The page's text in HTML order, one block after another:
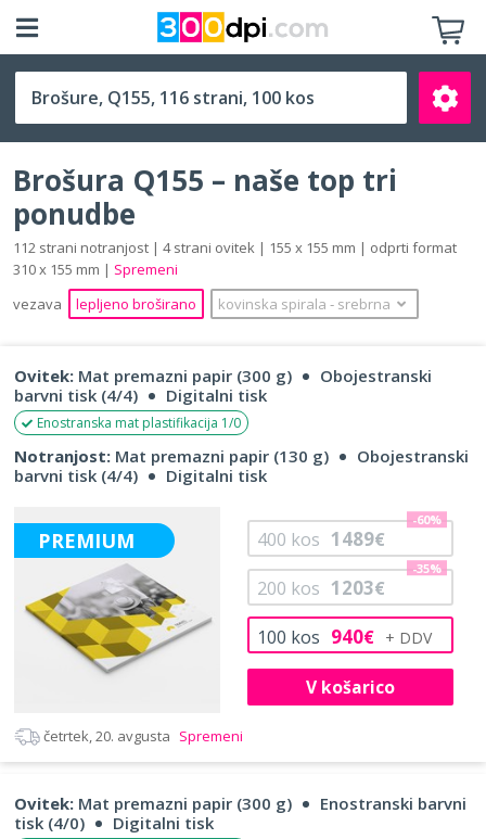
Q155 (155 x 155 mm)
Išči
Brošura Q155 – naše top tri
ponudbe
112 strani notranjost | 4 strani ovitek | 155 x 155 mm | odprti format
310 x 155 mm | Spremeni
vezava
lepljeno broširano kovinska spirala ‐ srebrna
Ovitek: Mat premazni papir (300 g)
Obojestranski
barvni tisk (4/4)
Digitalni tisk
Enostranska mat plastifikacija 1/0
Notranjost: Mat premazni papir (130 g)
Obojestranski
barvni tisk (4/4)
Digitalni tisk
PREMIUM
100 kos 940€
200 kos 1203€
-35%
400 kos 1489€
-60%
V košarico
četrtek, 20. avgusta Spremeni
Ovitek: Mat premazni papir (300 g)
Enostranski barvni
tisk (4/0)
Digitalni tisk